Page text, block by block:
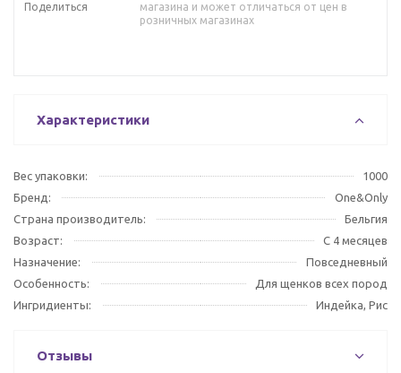
Поделиться
магазина и может отличаться от цен в
розничных магазинах
Характеристики
Вес упаковки:
1000
Бренд:
One&Only
Страна производитель:
Бельгия
Возраст:
С 4 месяцев
Назначение:
Повседневный
Особенность:
Для щенков всех пород
Ингридиенты:
Индейка, Рис
Отзывы